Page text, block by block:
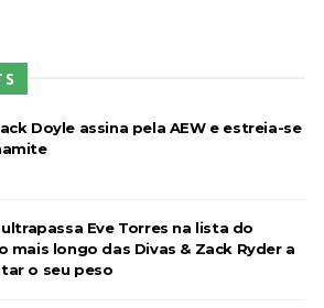
Doyle assina pela AEW e estreia-se
ultrapassa Eve Torres na lista do
mais longo das Divas & Zack Ryder a
o seu peso